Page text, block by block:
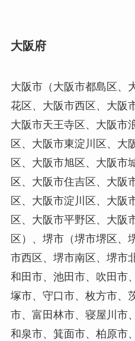
大阪府
大阪市（大阪市都島区、
花区、大阪市西区、大阪
大阪市天王寺区、大阪市
区、大阪市東淀川区、大
区、大阪市旭区、大阪市
区、大阪市住吉区、大阪
区、大阪市淀川区、大阪
区、大阪市平野区、大阪
区）、堺市（堺市堺区、
市西区、堺市南区、堺市
和田市、池田市、吹田市
塚市、守口市、枚方市、
市、富田林市、寝屋川市
和泉市、箕面市、柏原市